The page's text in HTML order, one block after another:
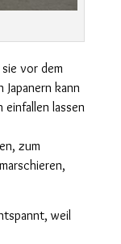
vor dem
kann
einfallen lassen
zum
weil